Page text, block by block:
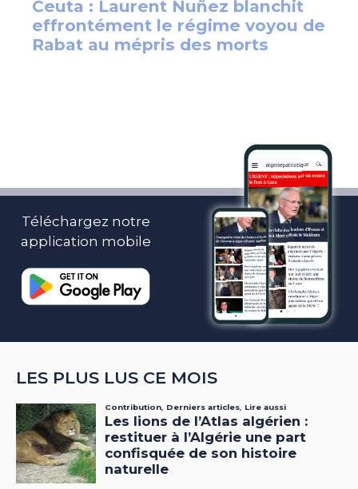
Téléchargez notre
application mobile
LES PLUS LUS CE MOIS